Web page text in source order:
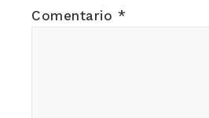
Comentario *